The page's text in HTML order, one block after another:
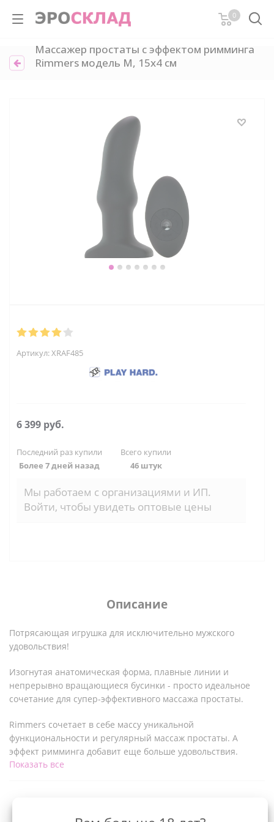
0
Массажер простаты с эффектом римминга
Rimmers модель M, 15х4 см
Артикул:XRAF485
6 399 руб.
Последний раз купили
Более 7 дней назад
Всего купили
46 штук
Мы работаем с организациями и ИП.
Войти, чтобы увидеть оптовые цены
Описание
Потрясающая игрушка для исключительно мужского
удовольствия!
Изогнутая анатомическая форма, плавные линии и
непрерывно вращающиеся бусинки - просто идеальное
сочетание для супер-эффективного массажа простаты.
Rimmers сочетает в себе массу уникальной
функциональности и регулярный массаж простаты. А
эффект римминга добавит еще больше удовольствия.
ритмами, вращая игрушку по узким маленьким
кругам. Область с бусинами будет находиться в прямом
Показать все